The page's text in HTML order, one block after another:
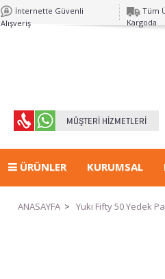
İnternette Güvenli
Alışveriş
Tüm
Kargoda
ÜRÜNLER KURUMSAL
ANASAYFA > Yuki Fifty 50 Yedek